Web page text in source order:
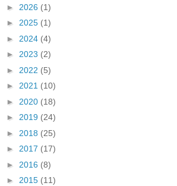
► 2026 (1)
► 2025 (1)
► 2024 (4)
► 2023 (2)
► 2022 (5)
► 2021 (10)
► 2020 (18)
► 2019 (24)
► 2018 (25)
► 2017 (17)
► 2016 (8)
► 2015 (11)